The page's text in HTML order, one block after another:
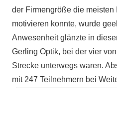
der Firmengröße die
motivieren konnte, wurde
Anwesenheit glänzte in
Gerling Optik, bei der vier
Strecke unterwegs waren.
mit 247 Teilnehmern bei